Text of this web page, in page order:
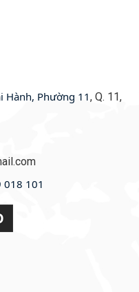
Hành, Phường 11, Q. 11,
101